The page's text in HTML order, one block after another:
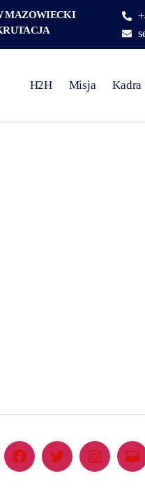
MAZOWIECKI
H2H Misja Kadra